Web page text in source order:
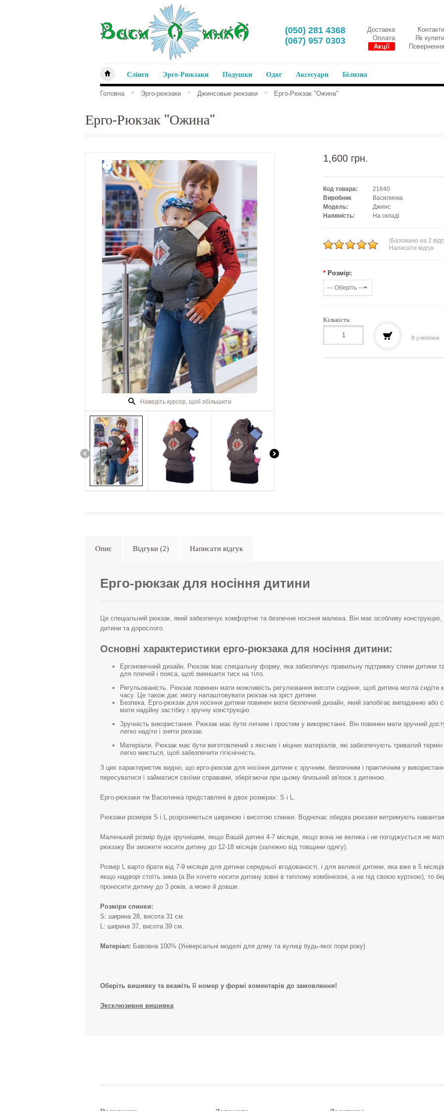
Контакти
Доставка
Як купити
Оплата
Повернення
Акції
‎(050) 281 4368
‎(067) 957 0303
Слінги Эрго-Рюкзаки Подушки Одяг Аксесуари Білизна
Головна > Эрго-рюкзаки > Джинсовые рюкзаки > Ерго-Рюкзак "Ожина"
Ерго-Рюкзак "Ожина"
Наведіть курсор, щоб збільшити
1,600 грн.
Код товара:
21640
Виробник
Василинка
Модель:
Джинс
Наявність:
На складі
(Базовано на 2
Написати відгук
* Розмір:
Кількість:
В улюблені
Опис Відгуки (2) Написати відгук
Ерго-рюкзак для носіння дитини
Це спеціальний рюкзак, який забезпечує комфортне та безпечне носіння малюка. Він має особливу конструкцію,
дитини та дорослого.
Основні характеристики ерго-рюкзака для носіння дитини:
Ергономічний дизайн. Рюкзак має спеціальну форму, яка забезпечує правильну підтримку спини дитини
для плечей і пояса, щоб зменшити тиск на тіло.
Регульованість. Рюкзак повинен мати можливість регулювання висоти сидіння, щоб дитина могла сидіти
часу. Це також дає змогу налаштовувати рюкзак на зріст дитини.
Безпека. Ерго-рюкзак для носіння дитини повинен мати безпечний дизайн, який запобігає випаданню або
мати надійну застібку і зручну конструкцію.
Зручність використання. Рюкзак має бути легким і простим у використанні. Він повинен мати зручний
легко надіти і зняти рюкзак.
Матеріали. Рюкзак має бути виготовлений з якісних і міцних матеріалів, які забезпечують тривалий
легко миється, щоб забезпечити гігієнічність.
З цих характеристик видно, що ерго-рюкзак для носіння дитини є зручним, безпечним і практичним у
пересуватися і займатися своїми справами, зберігаючи при цьому близький зв'язок з дитиною.
Ерго-рюкзаки тм Василинка представлені в двох розмірах: S і L.
Рюкзаки розмірів S і L розрізняються шириною і висотою спинки. Водночас обидва рюкзаки витримують
Маленький розмір буде зручнішим, якщо Вашій дитині 4-7 місяців, якщо вона не велика і не погоджується не
рюкзаку Ви зможете носити дитину до 12-18 місяців (залежно від товщини одягу).
Розмір L варто брати від 7-9 місяців для дитини середньої вгодованості, і для великої дитини, яка вже в 5
якщо надворі стоїть зима (а Ви хочете носити дитину зовні в теплому комбінезоні, а не під своєю курткою), то
проносити дитину до 3 років, а може й довше.
Розміри спинки:
S: ширина 28, висота 31 см.
L: ширина 37, висота 39 см.
Матеріал: Бавовна 100% (Універсальні моделі для дому та вулиці будь-якої пори року)
Оберіть вишивку та вкажіть її номер у формі коментарів до замовлення!
Эксклюзивня вишивка